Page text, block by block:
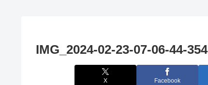
IMG_2024-02-23-07-06-44-354
X Facebook